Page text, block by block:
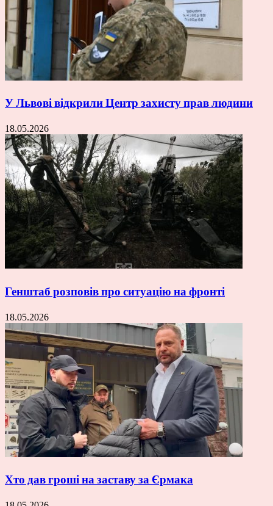
У Львові відкрили Центр захисту прав людини
18.05.2026
Генштаб розповів про ситуацію на фронті
18.05.2026
Хто дав гроші на заставу за Єрмака